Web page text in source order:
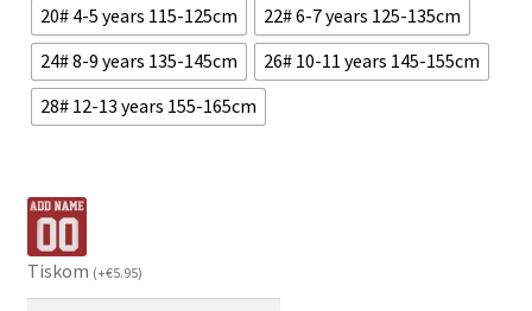
20# 4-5 years 115-125cm
22# 6-7 years 125-135cm
24# 8-9 years 135-145cm
26# 10-11 years 145-155cm
28# 12-13 years 155-165cm
Tiskom (+€5.95)